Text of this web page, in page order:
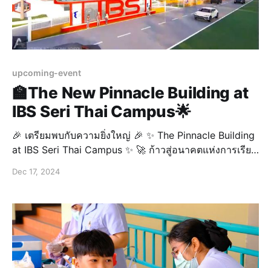
upcoming-event
🏫The New Pinnacle Building at
IBS Seri Thai Campus🌟
🎉 เตรียมพบกับความยิ่งใหญ่ 🎉 ✨ The Pinnacle Building
at IBS Seri Thai Campus ✨ 🚀 ก้าวสู่อนาคตแห่งการเรียน
ศึกษาอย่างมีคุณภาพ 🏫📚 💡 พร้อมสิ่งอำนวยความสะดวก
คน 🌟 📍 มาร่วมสัมผัสประสบการณ์การเรียนรู้ที
Dec 17, 2024